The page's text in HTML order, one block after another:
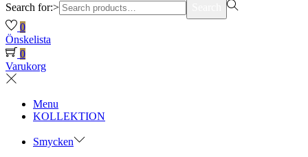
Search for:>
0
Önskelista
0
Varukorg
Menu
KOLLEKTION
Smycken